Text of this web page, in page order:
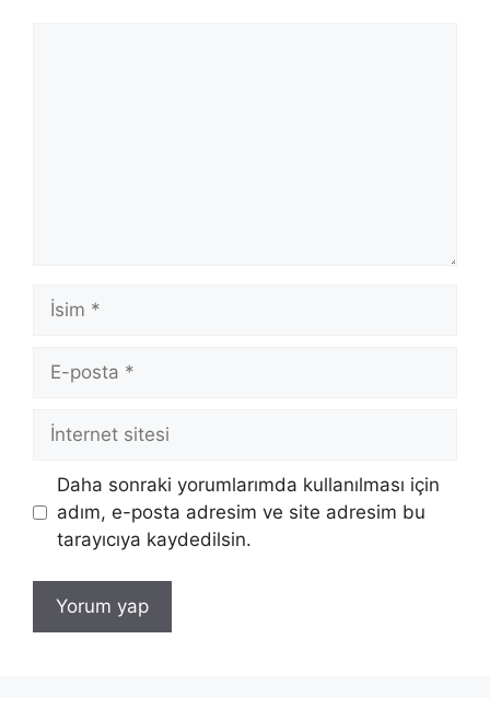
İsim
posta
İnternet
sitesi
Daha sonraki yorumlarımda kullanılması için
adım, e-posta adresim ve site adresim bu
tarayıcıya kaydedilsin.